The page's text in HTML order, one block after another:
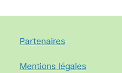
Partenaires
Mentions légales